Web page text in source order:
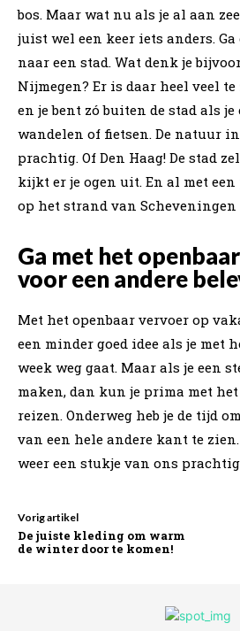
bos. Maar wat nu als je al aan
juist wel een keer iets anders.
naar een stad. Wat denk je
Nijmegen? Er is daar heel veel
en je bent zó buiten de stad als
wandelen of fietsen. De natuur
prachtig. Of Den Haag! De stad
kijkt er je ogen uit. En al met
op het strand van
Ga met het
voor een andere
Met het openbaar vervoer op
een minder goed idee als je met
week weg gaat. Maar als je een
maken, dan kun je prima met
reizen. Onderweg heb je de tijd
van een hele andere kant te
weer een stukje van ons
Vorig artikel
De juiste kleding om warm
de winter door te komen!